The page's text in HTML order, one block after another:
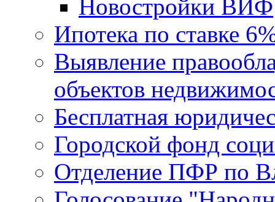
Новостройки ВИФ
Ипотека по ставке
Выявление
объектов
Бесплатная
Городской фонд
Отделение ПФР по